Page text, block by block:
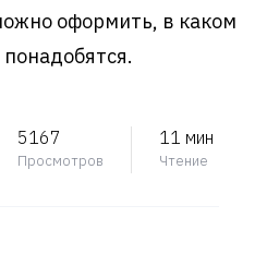
оформить, в каком
5167
Просмотров
11 мин
Чтение